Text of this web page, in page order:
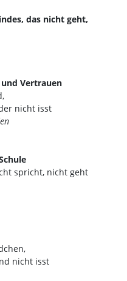
das nicht geht,
Vertrauen
nicht isst
spricht, nicht geht
nicht isst